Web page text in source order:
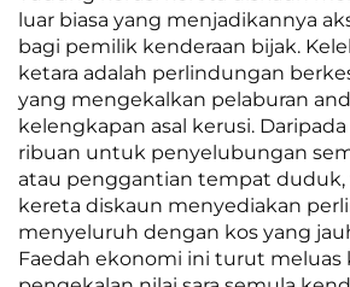
luar biasa yang menjadikannya
bagi pemilik kenderaan bijak.
ketara adalah perlindungan
yang mengekalkan pelaburan
kelengkapan asal kerusi.
ribuan untuk penyelubungan
atau penggantian tempat
kereta diskaun menyediakan
menyeluruh dengan kos yang
Faedah ekonomi ini turut meluas